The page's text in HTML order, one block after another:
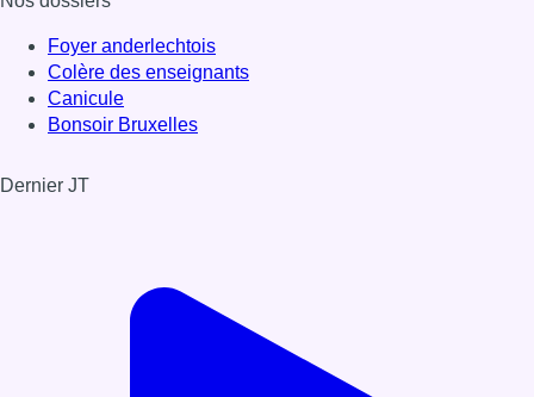
Foyer anderlechtois
Colère des enseignants
Canicule
Bonsoir Bruxelles
Dernier JT